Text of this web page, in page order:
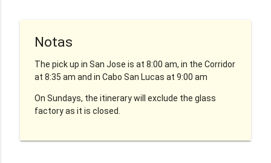
Notas
The pick up in San Jose is at 8:00 am, in the Corridor
at 8:35 am and in Cabo San Lucas at 9:00 am
On Sundays, the itinerary will exclude the glass
factory as it is closed.